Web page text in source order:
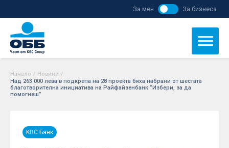
За мен За бизнеса
Начало / Новини /
Над 263 000 лева в подкрепа на 28 проекта бяха набрани от шестата
благотворителна инициатива на Райфайзенбанк “Избери, за да
помогнеш”
KBC Банк